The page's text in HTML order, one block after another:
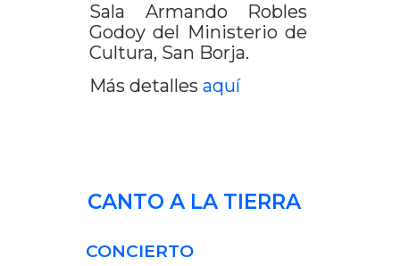
Sala Armando Robles
Godoy del Ministerio de
Cultura, San Borja.
Más detalles aquí
CANTO A LA TIERRA
CONCIERTO